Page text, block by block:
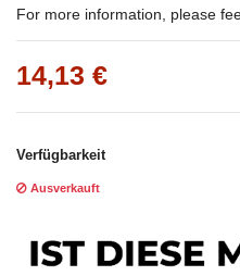
For more information, please
14,13 €
Verfügbarkeit
Ausverkauft